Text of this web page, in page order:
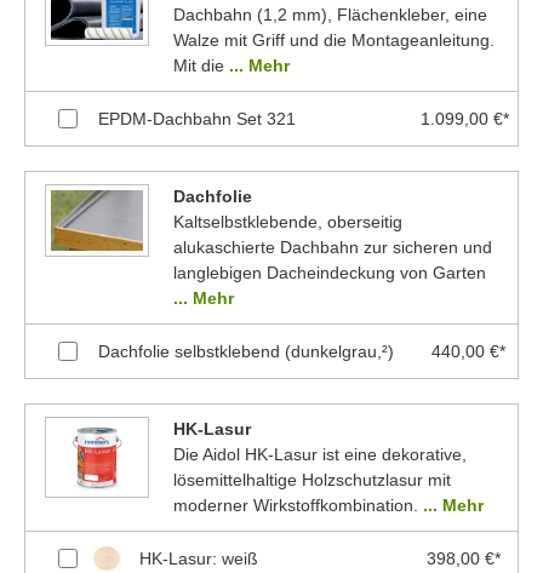
Dachbahn (1,2 mm), Flächenkleber, eine
Walze mit Griff und die Montageanleitung.
Mit die ... Mehr
EPDM-Dachbahn Set 321 1.099,00 €*
Dachfolie
Kaltselbstklebende, oberseitig
alukaschierte Dachbahn zur sicheren und
langlebigen Dacheindeckung von Garten
... Mehr
Dachfolie selbstklebend (dunkelgrau,²) 440,00 €*
HK-Lasur
Die Aidol HK-Lasur ist eine dekorative,
lösemittelhaltige Holzschutzlasur mit
moderner Wirkstoffkombination. ... Mehr
HK-Lasur: weiß 398,00 €*